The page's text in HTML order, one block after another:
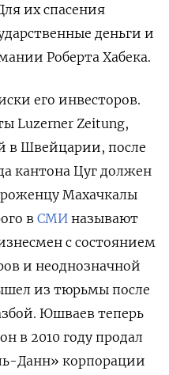
их спасения
деньги и
Роберта Хабека.
его инвесторов.
Luzerner Zeitung,
в Швейцарии, после
кантона Цуг должен
Махачкалы
в СМИ называют
с состоянием
и неоднозначной
из тюрьмы после
Юшваев теперь
в 2010 году продал
Данн» корпорации